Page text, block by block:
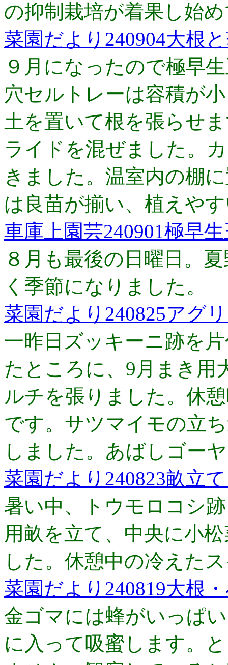
の抑制栽培が着果し始
菜園だより240904大根
９月になったので極早
穴セルトレーは容積が
土を置いて根を張らせ
ライドを混ぜました。
きました。温室内の棚
は良苗が揃い、植えや
車庫上園芸240901極早
８月も最後の日曜日。
く季節になりました。
菜園だより240825アグ
一昨日ズッキーニ跡を
たところに、9月まき用
ルチを張りました。休
です。サツマイモの立
しました。あばしゴー
菜園だより240823畝立
暑い中、トウモロコシ
用畝を立て、中央に小
した。休憩中の冷えた
菜園だより240819大根
金ゴマには蜂がいっぱ
に入って吸蜜します。